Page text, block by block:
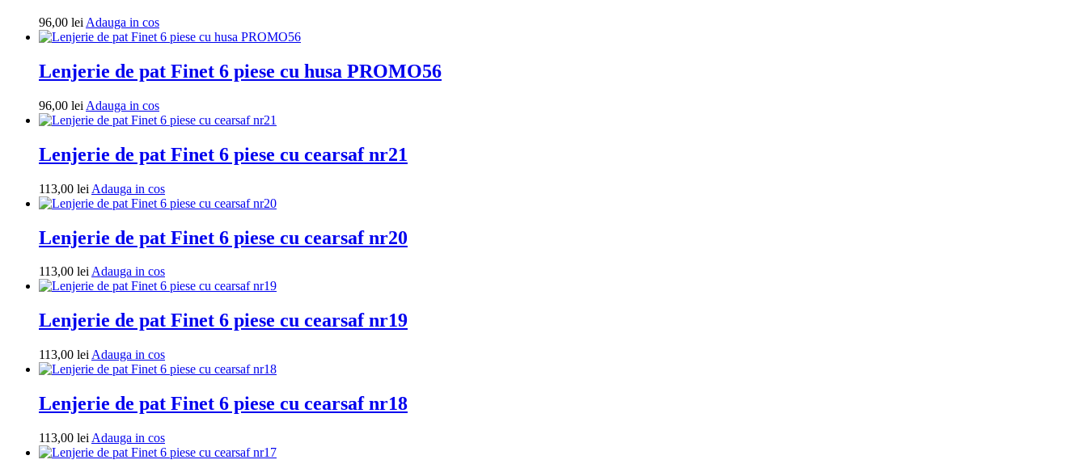
96,00 lei Adauga in cosAdauga
in
Lenjerie de pat Finet 6 piese cu husa PROMO56
96,00 lei Adauga in cosAdauga
in
Lenjerie de pat Finet 6 piese cu cearsaf nr21
113,00 lei Adauga in cosAdauga
in
Lenjerie de pat Finet 6 piese cu cearsaf nr20
113,00 leiAdauga in cosAdauga
in
Lenjerie de pat Finet 6 piese cu cearsaf nr19
113,00 lei Adauga in cosAdauga
in
Lenjerie de pat Finet 6 piese cu cearsaf nr18
113,00 lei Adauga in cosAdauga
in